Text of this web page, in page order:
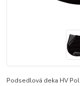
Podsedlová deka HV